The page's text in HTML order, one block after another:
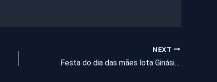
NEXT
Festa do dia das mães lota Ginásio Carneirão